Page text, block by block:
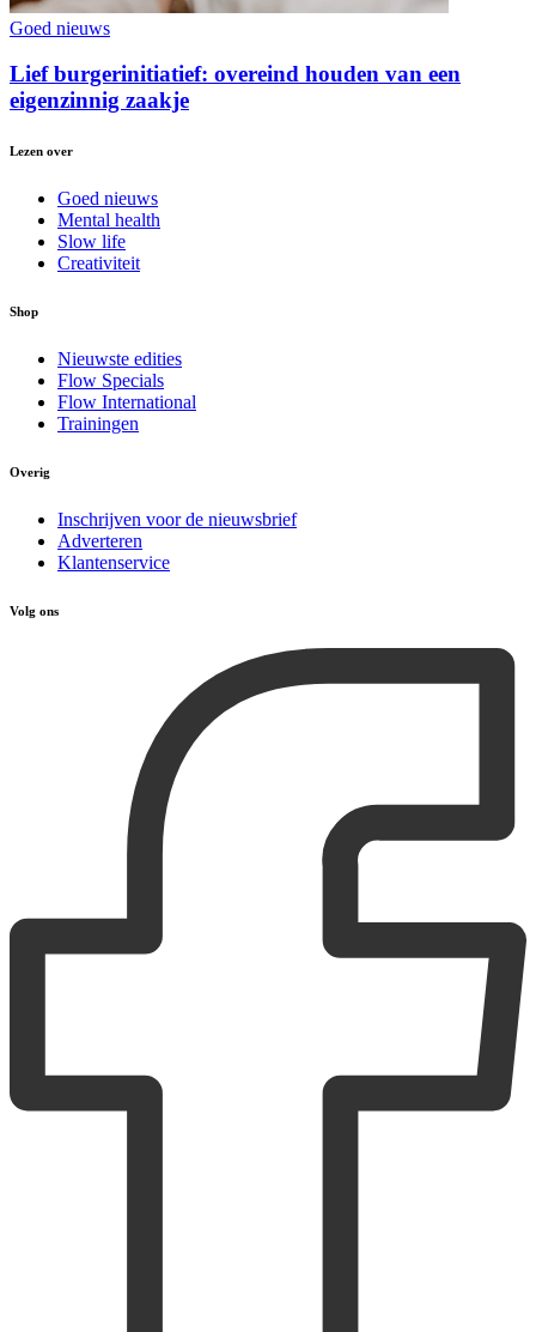
Goed nieuws
Lief burgerinitiatief: overeind houden van een
eigenzinnig zaakje
Lezen over
Goed nieuws
Mental health
Slow life
Creativiteit
Shop
Nieuwste edities
Flow Specials
Flow International
Trainingen
Overig
Inschrijven voor de nieuwsbrief
Adverteren
Klantenservice
Volg ons